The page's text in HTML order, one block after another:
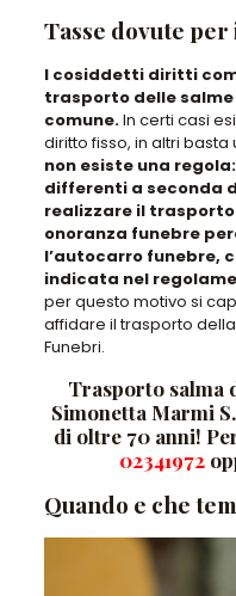
Tasse dovute
I cosiddetti diritti
trasporto delle
comune.In certi casi
diritto fisso, in altri
non esiste una
differenti a seconda
realizzare il
onoranza funebre
l’autocarro funebre,
indicata nel
per questo motivo si
affidare il trasporto
Funebri.
Trasporto salma
Simonetta Marmi
di oltre 70 anni!
02341972
Quando e che